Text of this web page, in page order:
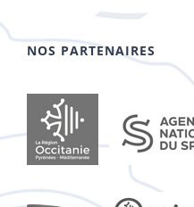
NOS PARTENAIRES